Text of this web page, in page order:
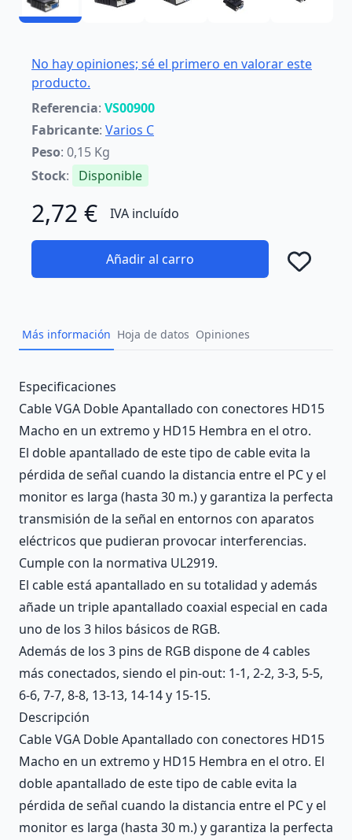
No hay opiniones; sé el primero en valorar este
producto.
Referencia: VS00900
Fabricante: Varios C
Peso: 0,15 Kg
Stock: Disponible
2,72 € IVA incluído
Añadir al carro
Más información Hoja de datos Opiniones
Description
Especificaciones
Cable VGA Doble Apantallado con conectores HD15
Macho en un extremo y HD15 Hembra en el otro.
El doble apantallado de este tipo de cable evita la
pérdida de señal cuando la distancia entre el PC y el
monitor es larga (hasta 30 m.) y garantiza la perfecta
transmisión de la señal en entornos con aparatos
eléctricos que pudieran provocar interferencias.
Cumple con la normativa UL2919.
El cable está apantallado en su totalidad y además
añade un triple apantallado coaxial especial en cada
uno de los 3 hilos básicos de RGB.
Además de los 3 pins de RGB dispone de 4 cables
más conectados, siendo el pin-out: 1-1, 2-2, 3-3, 5-5,
6-6, 7-7, 8-8, 13-13, 14-14 y 15-15.
Descripción
Cable VGA Doble Apantallado con conectores HD15
Macho en un extremo y HD15 Hembra en el otro. El
doble apantallado de este tipo de cable evita la
pérdida de señal cuando la distancia entre el PC y el
monitor es larga (hasta 30 m.) y garantiza la perfecta